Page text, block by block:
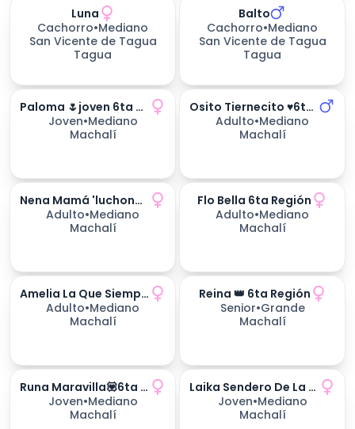
días esperando
Luna
Cachorro•Mediano
San Vicente de Tagua
Tagua
Balto
Cachorro•Mediano
San Vicente de Tagua
Tagua
Paloma 🌷joven 6ta Región
Joven•Mediano
Machalí
Osito Tiernecito ♥️6ta Región
Adulto•Mediano
Machalí
Nena Mamá 'luchona'💪🌷6ta Región
Adulto•Mediano
Machalí
Flo Bella 6ta Región
Adulto•Mediano
Machalí
170días esperando Amelia La Que Siempre Vuelve
Adulto•Mediano
Machalí
Reina 👑 6ta Región
Senior•Grande
Machalí
Runa Maravilla💟6ta Región
Joven•Mediano
Machalí
170días esperando Laika Sendero De La Vida
Joven•Mediano
Machalí